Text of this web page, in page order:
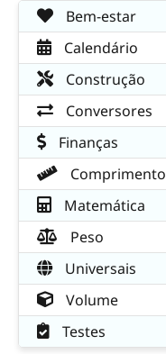
Bem-estar
Calendário
Construção
Conversores
Finanças
Comprimento
Matemática
Peso
Universais
Volume
Testes